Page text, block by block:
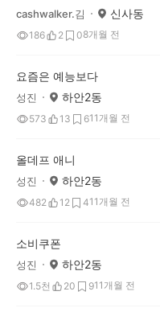
cashwalker.김 신사동
186 2 08개월 전
요즘은 예능보다
성진 하안2동
573 13 611개월 전
올데프 애니
성진 하안2동
482 12 411개월 전
소비쿠폰
성진 하안2동
1.5천 20 911개월 전